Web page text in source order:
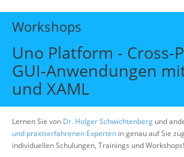
Start
Themen
Beratung
Individuelle Schulungen
Wissen
Über uns
Workshops
Uno Platform - Cross-
GUI-Anwendungen
und XAML
Lernen Sie von Dr. Holger Schwichtenberg und
und praxiserfahrenen Experten in genau auf Sie
individuellen Schulungen, Trainings und Workshops!